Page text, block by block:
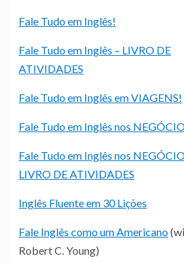
Fale Tudo em Inglês!
Fale Tudo em Inglês – LIVRO DE
ATIVIDADES
Fale Tudo em Inglês em VIAGENS!
Fale Tudo em Inglês nos
Fale Tudo em Inglês nos
LIVRO DE ATIVIDADES
Inglês Fluente em 30 Lições
Fale Inglês como um Americano
Robert C. Young)